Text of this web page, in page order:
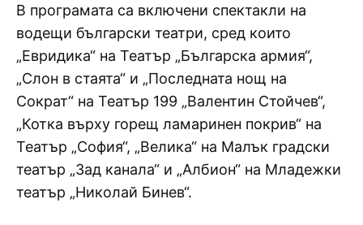
В програмата са включени спектакли на
водещи български театри, сред които
„Евридика“ на Театър „Българска армия“,
„Слон в стаята“ и „Последната нощ на
Сократ“ на Театър 199 „Валентин Стойчев“,
„Котка върху горещ ламаринен покрив“ на
Театър „София“, „Велика“ на Малък градски
театър „Зад канала“ и „Албион“ на Младежки
театър „Николай Бинев“.